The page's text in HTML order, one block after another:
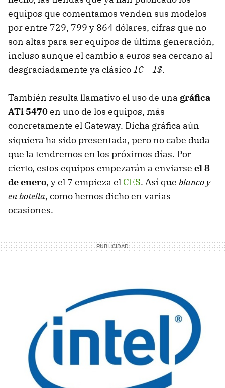
equipos que comentamos venden sus modelos
por entre 729, 799 y 864 dólares, cifras que no
son altas para ser equipos de última generación,
incluso aunque el cambio a euros sea cercano al
desgraciadamente ya clásico1€ = 1$.
También resulta llamativo el uso de una gráfica
ATi 5470en uno de los equipos, más
concretamente el Gateway. Dicha gráfica aún
siquiera ha sido presentada, pero no cabe duda
que la tendremos en los próximos días. Por
cierto, estos equipos empezarán a enviarse el 8
de enero, y el 7 empieza el CES. Así que blanco y
en botella, como hemos dicho en varias
ocasiones.